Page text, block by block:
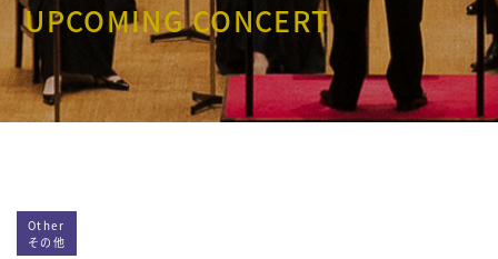
UPCOMING CONCERT
Other
その他